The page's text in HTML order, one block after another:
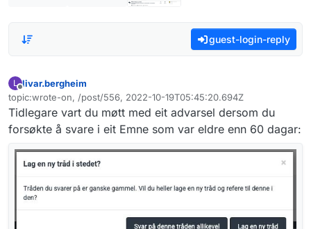
guest-login-reply
L
Frakoblet
livar.bergheim
topic:wrote-on, /post/556, 2022-10-19T05:45:20.694Z
Sist endret av
Tidlegare vart du møtt med eit advarsel dersom du
forsøkte å svare i eit Emne som var eldre enn 60 dagar: